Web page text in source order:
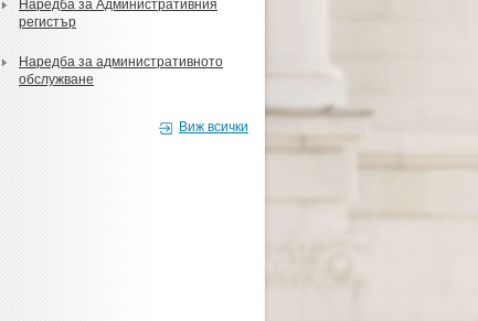
Наредба за Административния
регистър
Наредба за административното
обслужване
Виж всички